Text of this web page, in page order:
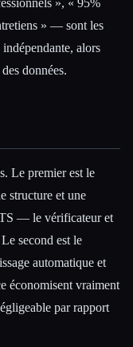
», « 95%
» — sont les
alors
données.
Le premier est le
structure et une
— le vérificateur et
second est le
automatique et
économisent vraiment
par rapport